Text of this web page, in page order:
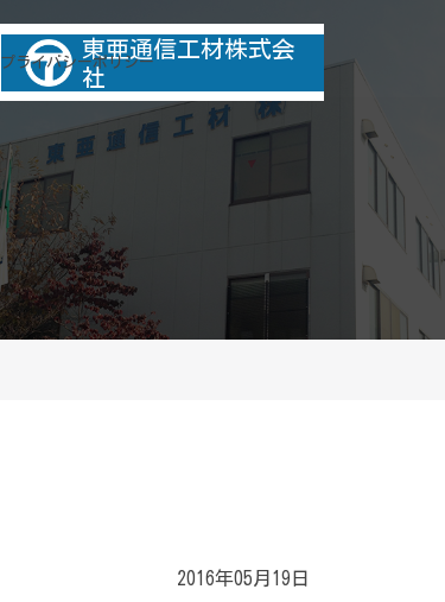
東亜通信工材株式会
社
プライバシーポリシー 製品情報
2016年05月19日